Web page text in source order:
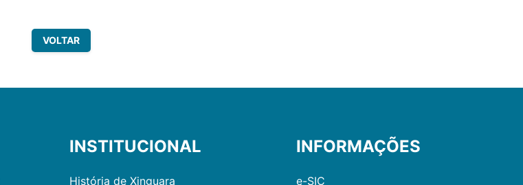
VOLTAR
INSTITUCIONAL
História de Xinguara
INFORMAÇÕES
e-SIC